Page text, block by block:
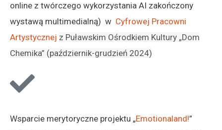
online z twórczego wykorzystania AI zakończony
wystawą multimedialną) w Cyfrowej Pracowni
Artystycznej z Puławskim Ośrodkiem Kultury „Dom
Chemika” (październik-grudzień 2024)
Wsparcie merytoryczne projektu „Emotionaland!”